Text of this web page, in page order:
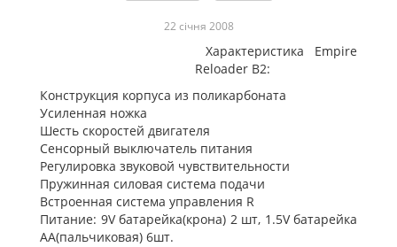
22 сiчня 2008
Характеристика Empire
Reloader B2:
Конструкция корпуса из поликарбоната
Усиленная ножка
Шесть скоростей двигателя
Сенсорный выключатель питания
Регулировка звуковой чувствительности
Пружинная силовая система подачи
Встроенная система управления R
Питание: 9V батарейка(крона) 2 шт, 1.5V батарейка
АА(пальчиковая) 6шт.